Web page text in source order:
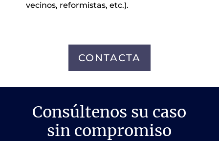
vecinos, reformistas, etc.).
CONTACTA
Consúltenos su caso
sin compromiso